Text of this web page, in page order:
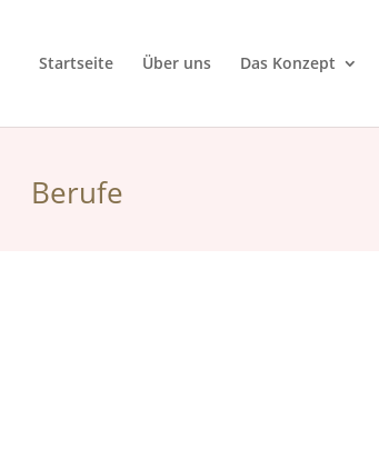
Startseite Über uns Das Konzept
Berufe